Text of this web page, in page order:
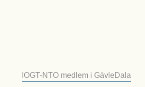
IOGT-NTO medlem i GävleDala